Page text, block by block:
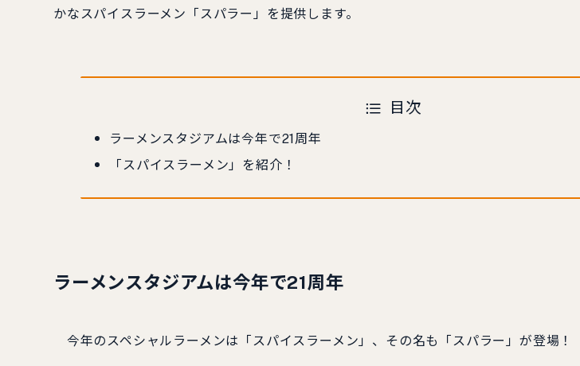
かなスパイスラーメン「スパラー」を提供します。
目次
ラーメンスタジアムは今年で21周年
「スパイスラーメン」を紹介！
ラーメンスタジアムは今年で21周年
今年のスペシャルラーメンは「スパイスラーメン」、その名も「スパラー」が登場！